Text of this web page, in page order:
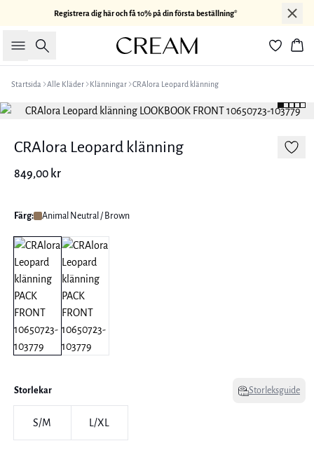
Registrera dig här och få 10% på din första beställning*
Sök
Startsida Alle Kläder Klänningar CRAlora Leopard klänning
CRAlora Leopard klänning
849,00 kr
Färg: Animal Neutral / Brown
Storlekar Storleksguide
S/M L/XL